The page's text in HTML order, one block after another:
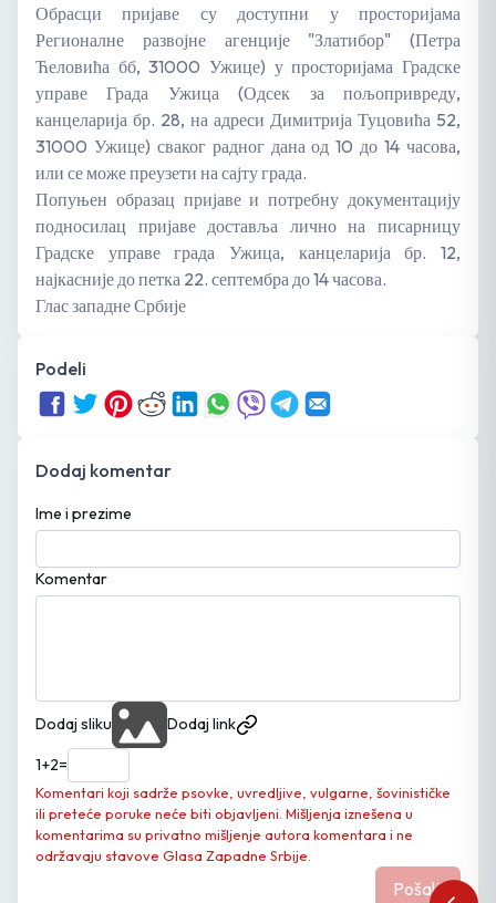
Обрасци пријаве су доступни у просторијама
Регионалне развојне агенције "Златибор" (Петра
Ћеловића бб, 31000 Ужице) у просторијама Градске
управе Града Ужица (Одсек за пољопривреду,
канцеларија бр. 28, на адреси Димитрија Туцовића 52,
31000 Ужице) сваког радног дана од 10 до 14 часова,
или се може преузети на сајту града.
Попуњен образац пријаве и потребну документацију
подносилац пријаве доставља лично на писарницу
Градске управе града Ужица, канцеларија бр. 12,
најкасније до петка 22. септембра до 14 часова.
Глас западне Србије
Podeli
Dodaj komentar
Ime i prezime
Komentar
Dodaj sliku Dodaj link
1+2=
Komentari koji sadrže psovke, uvredljive, vulgarne, šovinističke
ili preteće poruke neće biti objavljeni. Mišljenja iznešena u
komentarima su privatno mišljenje autora komentara i ne
održavaju stavove Glasa Zapadne Srbije.
Pošalji